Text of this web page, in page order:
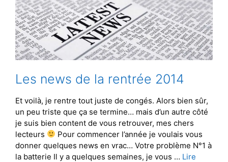
Les news de la rentrée 2014
Et voilà, je rentre tout juste de congés. Alors bien sûr,
un peu triste que ça se termine… mais d’un autre côté
je suis bien content de vous retrouver, mes chers
lecteurs
Pour commencer l’année je voulais vous
donner quelques news en vrac… Votre problème N°1 à
la batterie Il y a quelques semaines, je vous … Lire